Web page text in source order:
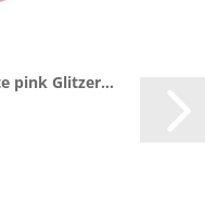
pink Glit­zer...